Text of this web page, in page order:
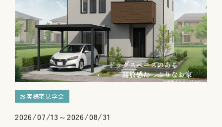
お客様宅見学会
2026/07/13～2026/08/31